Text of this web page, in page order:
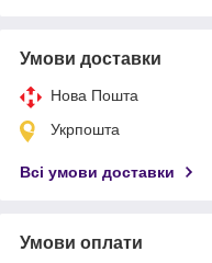
Умови доставки
Нова Пошта
Укрпошта
Всі умови доставки
Умови оплати